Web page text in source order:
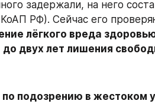
задержали, на него
КоАП РФ). Сейчас его
лёгкого вреда
до двух лет лишения
по подозрению в жестоком